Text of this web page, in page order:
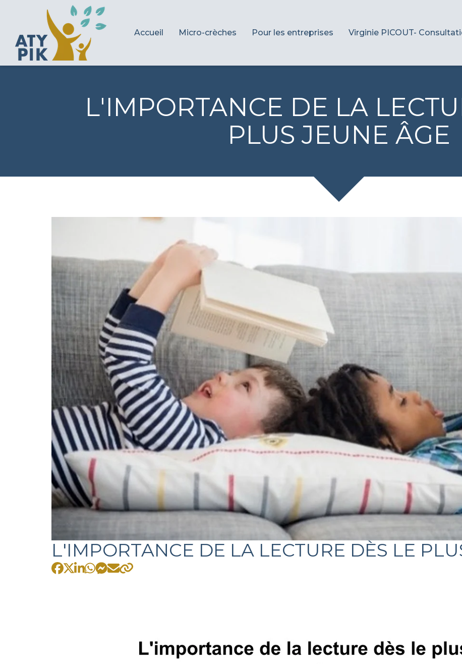
Accueil Micro-crèches Pour les entreprises Virginie PICOUT-
L'IMPORTANCE DE LA
PLUS JEUNE ÂGE
L'IMPORTANCE DE LA LECTURE DÈS LE